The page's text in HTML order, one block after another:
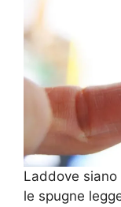
Laddove
le spugne